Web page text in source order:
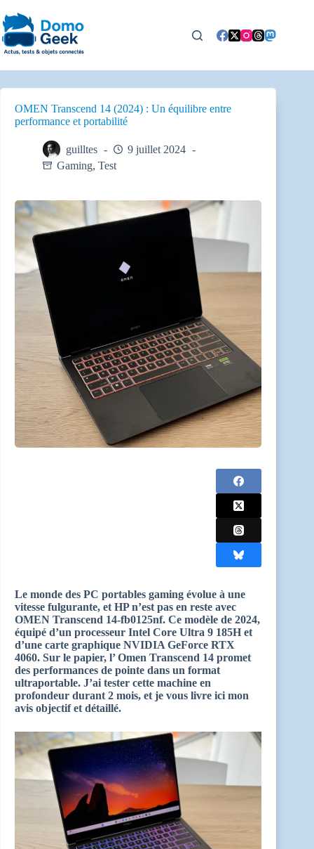
au
contenu
OMEN Transcend 14 (2024) : Un équilibre entre
performance et portabilité
guilltes
9 juillet 2024
Gaming, Test
Le monde des PC portables gaming évolue à une
vitesse fulgurante, et HP n’est pas en reste avec
OMEN Transcend 14-fb0125nf. Ce modèle de 2024,
équipé d’un processeur Intel Core Ultra 9 185H et
d’une carte graphique NVIDIA GeForce RTX
4060. Sur le papier, l’ Omen Transcend 14 promet
des performances de pointe dans un format
ultraportable. J’ai tester cette machine en
profondeur durant 2 mois, et je vous livre ici mon
avis objectif et détaillé.